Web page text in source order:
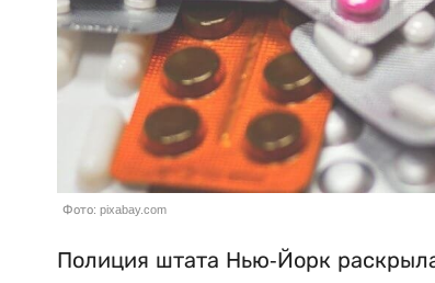
Фото: pixabay.com
Полиция штата Нью-Йорк